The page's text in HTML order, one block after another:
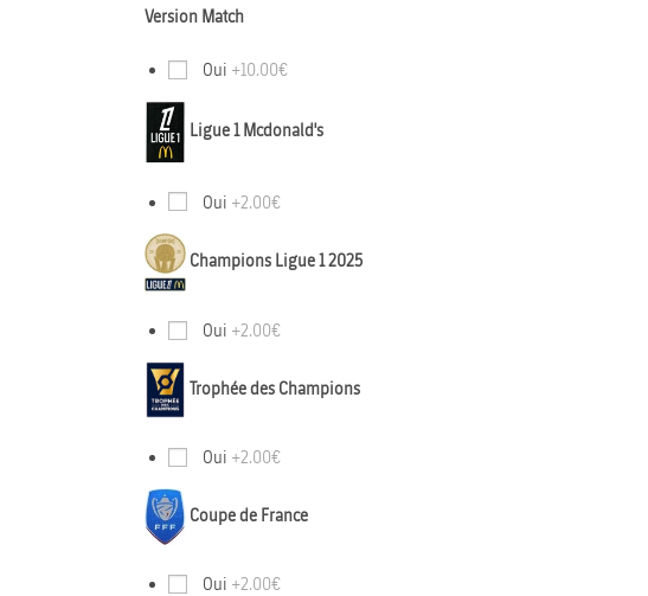
Version Match
Oui +10.00€
Ligue 1 Mcdonald's
Oui +2.00€
Champions Ligue 1 2025
Oui +2.00€
Trophée des Champions
Oui +2.00€
Coupe de France
Oui +2.00€